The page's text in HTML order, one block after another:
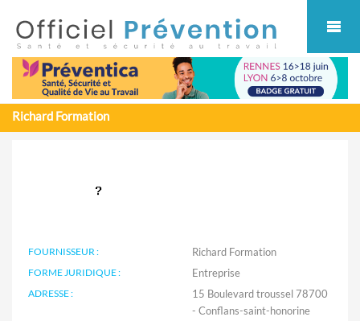
Richard Formation
FOURNISSEUR : Richard Formation
FORME JURIDIQUE : Entreprise
ADRESSE :
15 Boulevard troussel 78700
- Conflans-saint-honorine